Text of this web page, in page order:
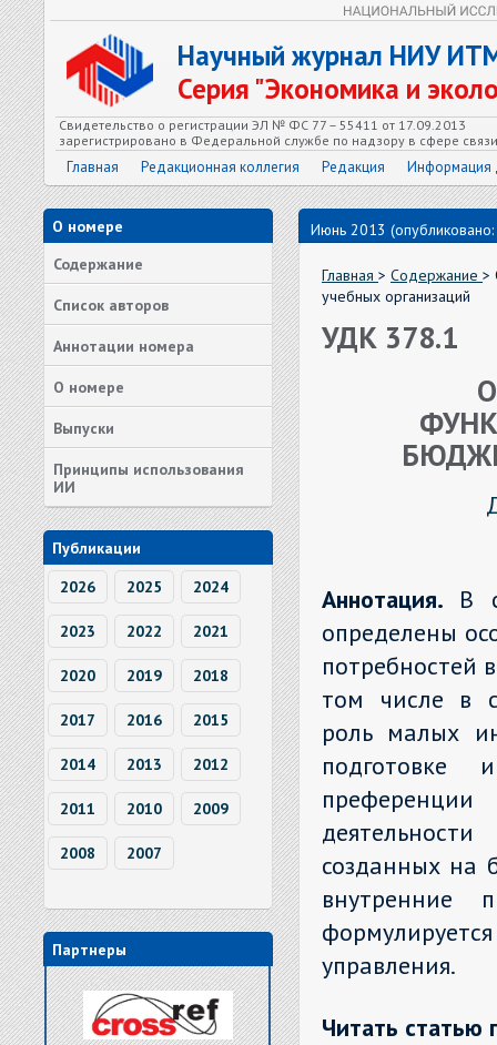
Научный журнал НИУ
Серия "Экономика и
Свидетельство о регистрации ЭЛ № ФС 77 – 55411 от 17.09.2013
зарегистрировано в Федеральной службе по надзору в сфере
Главная Редакционная коллегия Редакция Информация
О номере
Содержание
Список авторов
Аннотации номера
О номере
Выпуски
Принципы использования
ИИ
Публикации
2026
2025 2024
2023 2022 2021
2020 2019 2018
2017 2016 2015
2014 2013 2012
2011 2010 2009
2008 2007
Партнеры
Июнь 2013
Главная > Содержание >
учебных организаций
УДК 378.1
Аннотация. В
определены
потребностей
том числе в
роль малых
подготовке
созданных на
внутренние
управления.
Читать статью